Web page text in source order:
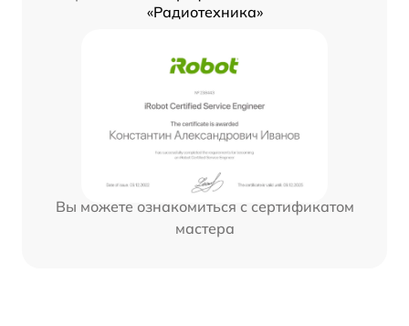
«Радиотехника»
Вы можете ознакомиться с сертификатом
мастера